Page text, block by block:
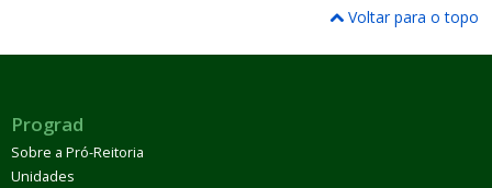
Voltar para o topo
Prograd
Sobre a Pró-Reitoria
Unidades